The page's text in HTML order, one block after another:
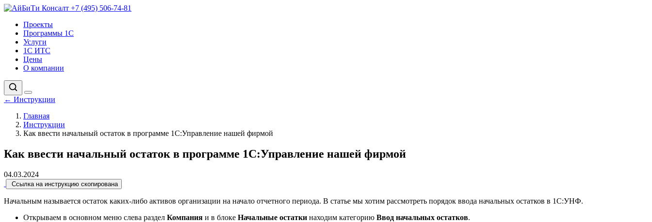
+7 (495) 506-74-81
Проекты
Программы 1С
Услуги
1С ИТС
Цены
О компании
← Инструкции
Главная
Инструкции
Как ввести начальный остаток в программе 1С:Управление нашей фирмой
Как ввести начальный остаток в программе 1С:Управление нашей фирмой
04.03.2024
Ссылка на инструкцию скопирована
Начальным называется остаток каких-либо активов организации на начало отчетного периода. В статье мы хотим рассмотреть порядок ввода начальных остатков в 1С:УНФ.
Открываем в основном меню слева раздел Компания и в блоке Начальные остатки находим категорию Ввод начальных остатков.